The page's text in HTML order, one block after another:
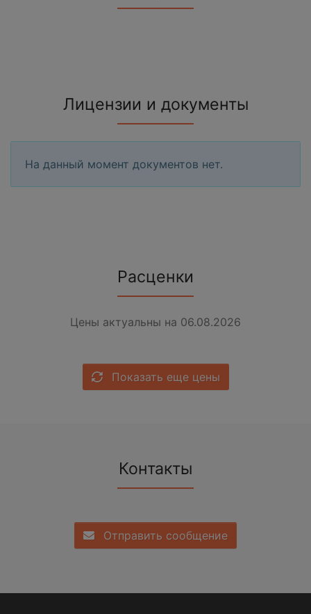
Лицензии и документы
На данный момент документов нет.
Расценки
Цены актуальны на 06.08.2026
Показать еще цены
Контакты
Отправить сообщение